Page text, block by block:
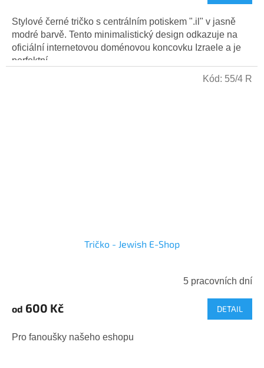
5,0
z
5
hvězdiček.
Stylové černé tričko s centrálním potiskem ".il" v jasně
modré barvě. Tento minimalistický design odkazuje na
oficiální internetovou doménovou koncovku Izraele a je
perfektní...
Tričko - Jewish E-Shop
5 pracovních dní
od 600 Kč DETAIL
Pro fanoušky našeho eshopu
Kód: 55/4 R